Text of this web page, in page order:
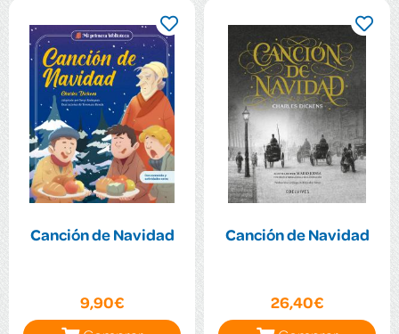
Canción de Navidad
9,90€
Canción de Navidad
26,40€